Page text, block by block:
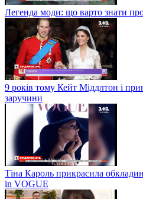
Легенда моди: що варто знати
9 років тому Кейт Міддлтон і
заручини
Тіна Кароль прикрасила
in VOGUE